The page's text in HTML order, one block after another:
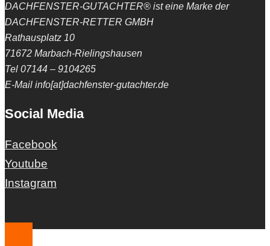
DACHFENSTER-GUTACHTER® ist eine Marke der
DACHFENSTER-RETTER GMBH
Rathausplatz 10
71672 Marbach-Rielingshausen
Tel 07144 – 9104265
E-Mail info[at]dachfenster-gutachter.de
Social Media
Facebook
Youtube
Instagram